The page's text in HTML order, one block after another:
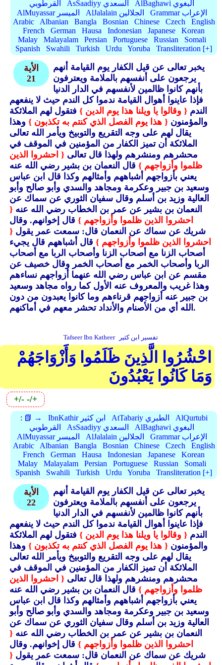
القرطوبي AsSaadiyy السعدي
AlBaghawi البغوي
AlMuyassar الميسر
AlJalalain الجلالين
Grammar الإعراب
Arabic
Albanian Bangla Bosnian Chinese Czech
English
French
German Hausa Indonesian Japanese
Korean
Malay
Malayalam Persian Portuguese Russian
Somali
Spanish
Swahili Turkish Urdu Yoruba Transliteration [+]
الأية
21
يخبر تعالى عن قيل الكفار يوم القيامة أنهم
يرجعون على أنفسهم بالملامة ويعترفون
بأنهم كانوا ظالمين لأنفسهم في الدار الدنيا
فإذا عاينوا أهوال القيامة ندموا كل الندم حيث لا ينفعهم
الندم { وقالوا يا ويلنا هذا يوم الدين }فتقول لهم الملائكة
والمؤمنون { هذا يوم الفصل الذي كنتم به تكذبون }وهذا
يقال لهم على وجه التقريع والتوبيخ ويأمر الله تعالى
الملائكة أن تميز الكفار من المؤمنين في الموقف في
محشرهم ومنشرهم ولهذا قال تعالى { احشروا الذين
ظلموا وأزواجهم }قال النعمان بن بشير رضي الله عنه
يعني بأزواجهم أشباههم وأمثالهم وكذا قال ابن عباس
وسعيد بن جبير وعكرمة ومجاهد والسدي وأبو صالح وأبو
العالية وزيد بن أسلم وقال سفيان الثوري عن سماك عن
النعمان بن بشير عن عمر بن الخطاب رضي الله عنه {
احشروا الذين ظلموا وأزواجهم }قال إخوانهم.وقال
شريك عن سماك عن النعمان قال: سمعت عمر يقول {
احشروا الذين ظلموا وأزواجهم }قال أشباههم قال يجيء
أصحاب الزنا مع أصحاب الزنا وأصحاب الربا مع أصحاب
الربا وأصحاب الخمر مع أصحاب الخمر وقال خصيف عن
مقسم عن ابن عباس رضي الله عنهما أزواجهم نساءهم
وهذا غريب والمعروف عنه الأول كما رواه مجاهد وسعيد
بن جبير عنه أزواجهم قرناءهم وما كانوا يعبدون من دون
الله أي من الأصنام والأنداد تحشر معهم في أماكنهم.
Tafseer Ibn Katheer تفسير ابن كثير
احْشُرُوا الَّذِينَ ظَلَمُوا وَأَزْوَاجَهُمْ
وَمَا كَانُوا يَعْبُدُونَ
+/- -/+
: 📗 → IbnKathir ابن كثير AtTabariy الطبري
AlQurtubi
القرطوبي
AsSaadiyy السعدي
AlBaghawi البغوي
AlMuyassar الميسر
AlJalalain الجلالين
Grammar الإعراب
Arabic
Albanian Bangla Bosnian Chinese Czech
English
French
German Hausa Indonesian Japanese
Korean
Malay
Malayalam Persian Portuguese Russian
Somali
Spanish
Swahili Turkish Urdu Yoruba Transliteration [+]
الأية
22
يخبر تعالى عن قيل الكفار يوم القيامة أنهم
يرجعون على أنفسهم بالملامة ويعترفون
بأنهم كانوا ظالمين لأنفسهم في الدار الدنيا
فإذا عاينوا أهوال القيامة ندموا كل الندم حيث لا ينفعهم
الندم { وقالوا يا ويلنا هذا يوم الدين }فتقول لهم الملائكة
والمؤمنون { هذا يوم الفصل الذي كنتم به تكذبون }وهذا
يقال لهم على وجه التقريع والتوبيخ ويأمر الله تعالى
الملائكة أن تميز الكفار من المؤمنين في الموقف في
محشرهم ومنشرهم ولهذا قال تعالى { احشروا الذين
ظلموا وأزواجهم }قال النعمان بن بشير رضي الله عنه
يعني بأزواجهم أشباههم وأمثالهم وكذا قال ابن عباس
وسعيد بن جبير وعكرمة ومجاهد والسدي وأبو صالح وأبو
العالية وزيد بن أسلم وقال سفيان الثوري عن سماك عن
النعمان بن بشير عن عمر بن الخطاب رضي الله عنه {
احشروا الذين ظلموا وأزواجهم }قال إخوانهم.وقال
شريك عن سماك عن النعمان قال: سمعت عمر يقول {